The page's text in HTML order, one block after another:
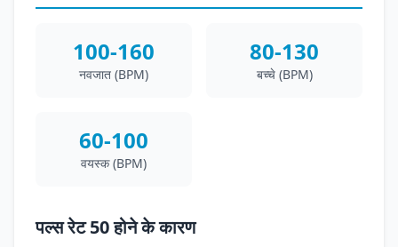
100-160
नवजात (BPM)
80-130
बच्चे (BPM)
60-100
वयस्क (BPM)
पल्स रेट 50 होने के कारण